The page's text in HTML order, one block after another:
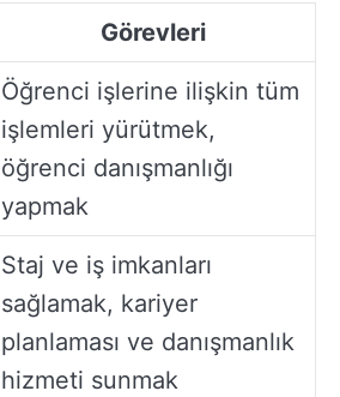
Görevleri
Öğrenci işlerine ilişkin tüm
işlemleri yürütmek,
öğrenci danışmanlığı
yapmak
Staj ve iş imkanları
sağlamak, kariyer
planlaması ve danışmanlık
hizmeti sunmak